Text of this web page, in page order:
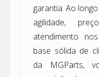
garantia. Ao
agilidade,
atendimento
base sólida de
da MGParts,